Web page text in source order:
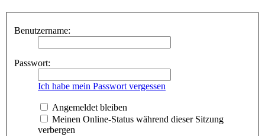
Benutzername:
Passwort:
Ich habe mein Passwort vergessen
Angemeldet bleiben
Meinen Online-Status während dieser Sitzung
verbergen